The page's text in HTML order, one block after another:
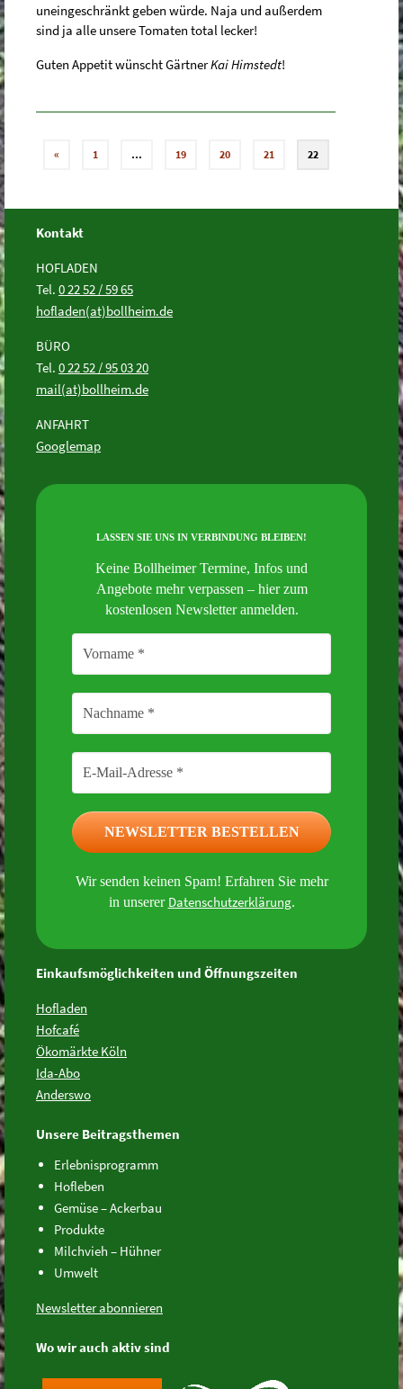
uneingeschränkt geben würde. Naja und außerdem
sind ja alle unsere Tomaten total lecker!
Guten Appetit wünscht GärtnerKai Himstedt!
« 1 … 19 20 21 22
Kontakt
HOFLADEN
Tel. 0 22 52 / 59 65
hofladen(at)bollheim.de
BÜRO
Tel. 0 22 52 / 95 03 20
mail(at)bollheim.de
ANFAHRT
Googlemap
LASSEN SIE UNS IN VERBINDUNG BLEIBEN!
Keine Bollheimer Termine, Infos und
Angebote mehr verpassen – hier zum
kostenlosen Newsletter anmelden.
Wir senden keinen Spam! Erfahren Sie mehr
in unserer Datenschutzerklärung.
Einkaufsmöglichkeiten und Öffnungszeiten
Hofladen
Hofcafé
Ökomärkte Köln
Ida-Abo
Anderswo
Unsere Beitragsthemen
Erlebnisprogramm
Hofleben
Gemüse – Ackerbau
Produkte
Milchvieh – Hühner
Umwelt
Newsletter abonnieren
Wo wir auch aktiv sind